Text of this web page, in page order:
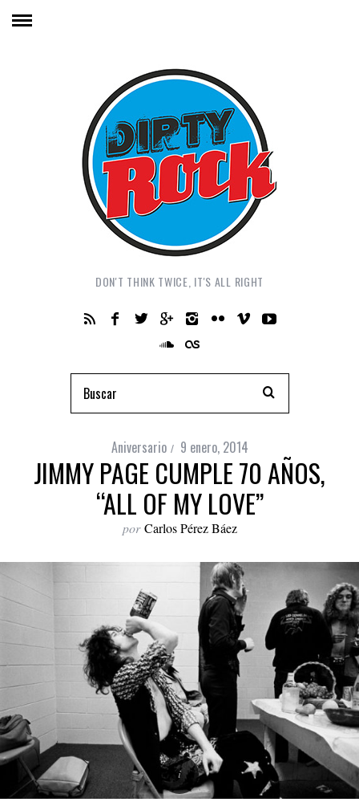
DON'T THINK TWICE, IT'S ALL RIGHT
Aniversario 9 enero, 2014
JIMMY PAGE CUMPLE 70 AÑOS,
“ALL OF MY LOVE”
por Carlos Pérez Báez